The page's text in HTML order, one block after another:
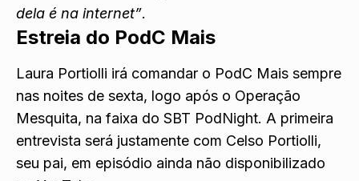
dela é na internet”.
Estreia do PodC Mais
Laura Portiolli irá comandar o PodC Mais sempre
nas noites de sexta, logo após o Operação
Mesquita, na faixa do SBT PodNight. A primeira
entrevista será justamente com Celso Portiolli,
seu pai, em episódio ainda não disponibilizado